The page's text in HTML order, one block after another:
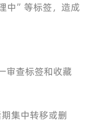
中”等标签，造成
审查标签和收藏
期集中转移或删